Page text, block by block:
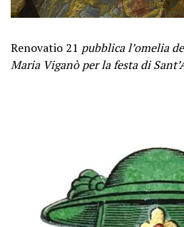
Renovatio 21 pubblica l’omelia
Maria Viganò per la festa di